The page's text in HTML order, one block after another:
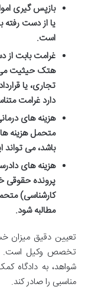
بازپس گیری
یا از دست
است.
غرامت بابت
هتک حیثیت می
تجاری، یا
دارد غرامت
هزینه های
متحمل هزینه
باشد، می تواند
هزینه های
پرونده حقوقی
کارشناسی)
مطالبه شود.
تعیین دقیق میزان
تخصص وکیل است.
شواهد، به دادگاه
مناسبی را صادر کند.